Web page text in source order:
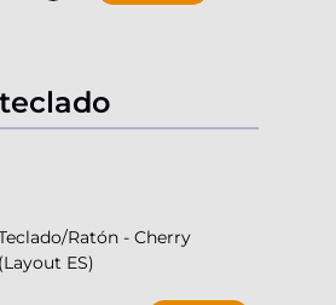
Ratón - Cherry
(Layout ES)